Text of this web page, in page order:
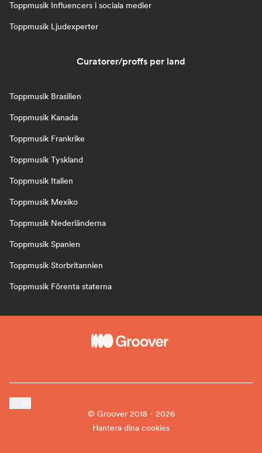
Toppmusik Influencers i sociala medier
Toppmusik Ljudexperter
Curatorer/proffs per land
Toppmusik Brasilien
Toppmusik Kanada
Toppmusik Frankrike
Toppmusik Tyskland
Toppmusik Italien
Toppmusik Mexiko
Toppmusik Nederländerna
Toppmusik Spanien
Toppmusik Storbritannien
Toppmusik Förenta staterna
© Groover 2018 - 2026
Hantera dina cookies